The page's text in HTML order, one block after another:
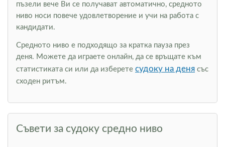
пъзели вече Ви се получават автоматично, средното
ниво носи повече удовлетворение и учи на работа с
кандидати.
Средното ниво е подходящо за кратка пауза през
деня. Можете да играете онлайн, да се връщате към
статистиката си или да изберете судоку на деня със
сходен ритъм.
Съвети за судоку средно ниво